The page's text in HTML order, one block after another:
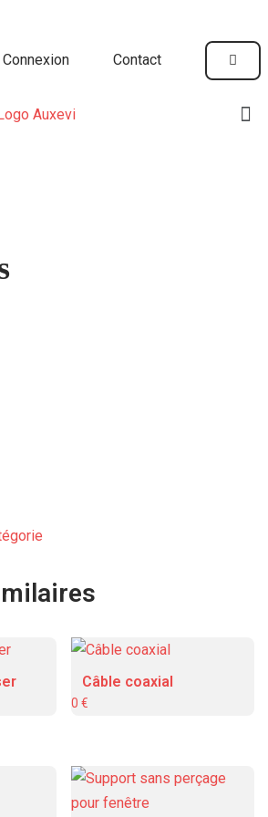
Connexion Contact
câble coaxial
0€